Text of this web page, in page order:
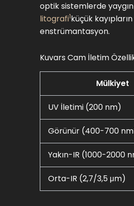
optik sistemlerde
litografi1küçük
enstrümantasyon.
Kuvars Cam İletim
Mülkiyet
UV İletimi (200 nm)
Görünür (400-700
Yakın-IR (1000-2000
Orta-IR (2,7/3,5 μm)